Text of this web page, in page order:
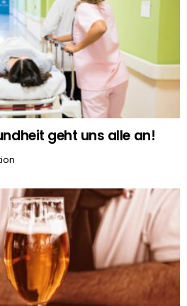
geht uns alle an!